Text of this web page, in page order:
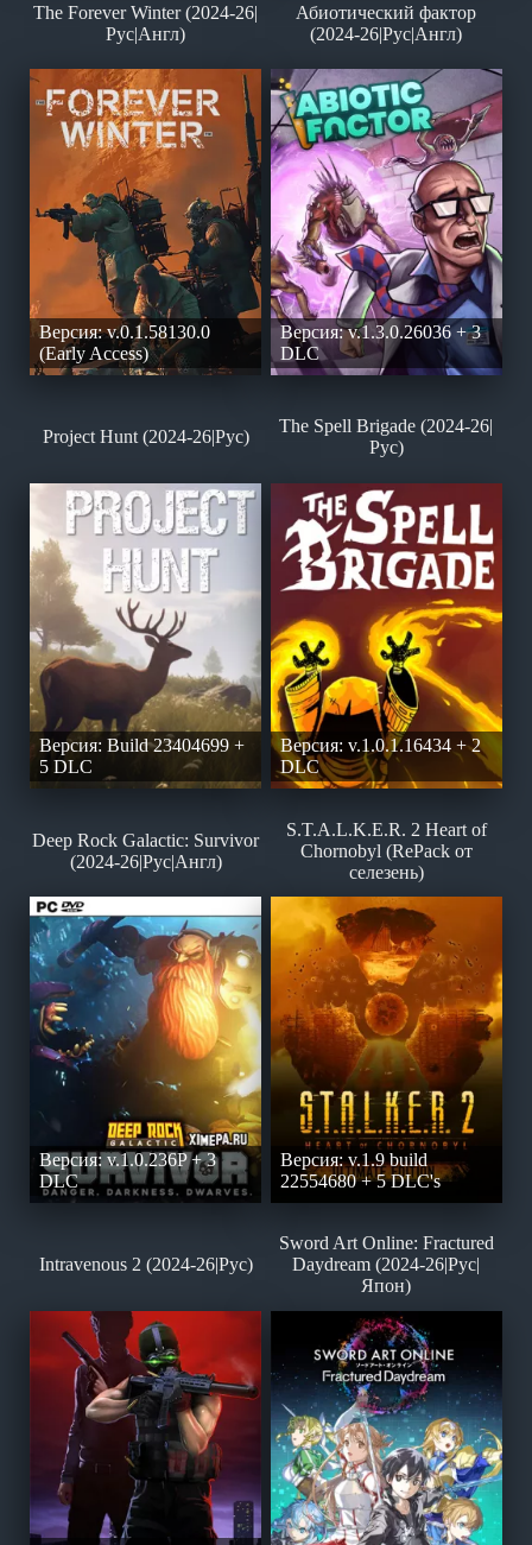
The Forever Winter (2024-26|
Рус|Англ)
Версия: v.0.1.58130.0
(Early Access)
Абиотический фактор
(2024-26|Рус|Англ)
Версия: v.1.3.0.26036 + 3
DLC
Project Hunt (2024-26|Рус)
Версия: Build 23404699 +
5 DLC
The Spell Brigade (2024-26|
Рус)
Версия: v.1.0.1.16434 + 2
DLC
Deep Rock Galactic: Survivor
(2024-26|Рус|Англ)
Версия: v.1.0.236P + 3
DLC
S.T.A.L.K.E.R. 2 Heart of
Chornobyl (RePack от
селезень)
Версия: v.1.9 build
22554680 + 5 DLC's
Intravenous 2 (2024-26|Рус)
Sword Art Online: Fractured
Daydream (2024-26|Рус|
Япон)